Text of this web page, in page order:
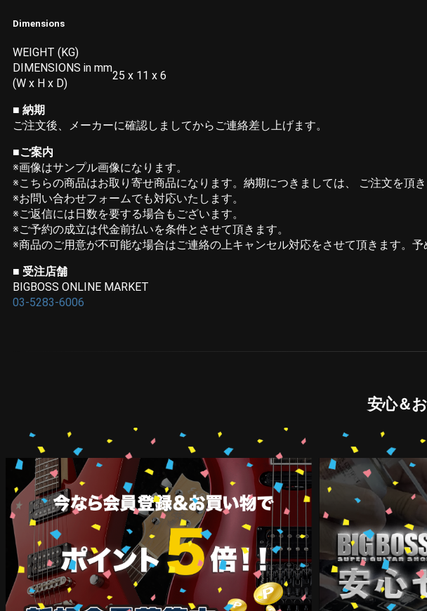
Dimensions
WEIGHT (KG)
DIMENSIONS in mm
(W x H x D)
25 x 11 x 6
■ 納期
ご注文後、メーカーに確認しましてからご連絡差し上げます。
■ご案内
※画像はサンプル画像になります。
※こちらの商品はお取り寄せ商品になります。納期につきましては、 ご注文を頂
※お問い合わせフォームでも対応いたします。
※ご返信には日数を要する場合もございます。
※ご予約の成立は代金前払いを条件とさせて頂きます。
※商品のご用意が不可能な場合はご連絡の上キャンセル対応をさせて頂きます。予
■ 受注店舗
BIGBOSS ONLINE MARKET
03-5283-6006
安心＆